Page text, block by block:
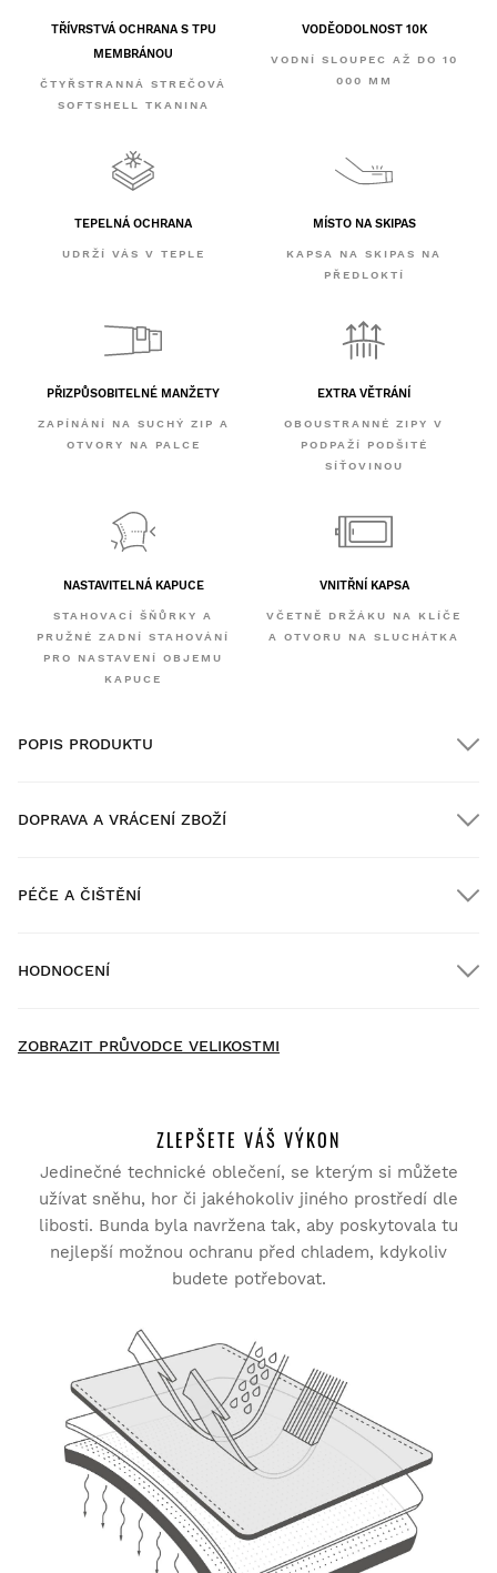
TŘÍVRSTVÁ OCHRANA S TPU
MEMBRÁNOU
ČTYŘSTRANNÁ STREČOVÁ
SOFTSHELL TKANINA
VODĚODOLNOST 10K
VODNÍ SLOUPEC AŽ DO 10
000 MM
TEPELNÁ OCHRANA
UDRŽÍ VÁS V TEPLE
MÍSTO NA SKIPAS
KAPSA NA SKIPAS NA
PŘEDLOKTÍ
PŘIZPŮSOBITELNÉ MANŽETY
ZAPÍNÁNÍ NA SUCHÝ ZIP A
OTVORY NA PALCE
EXTRA VĚTRÁNÍ
OBOUSTRANNÉ ZIPY V
PODPAŽÍ PODŠITÉ
SÍŤOVINOU
NASTAVITELNÁ KAPUCE
STAHOVACÍ ŠŇŮRKY A
PRUŽNÉ ZADNÍ STAHOVÁNÍ
PRO NASTAVENÍ OBJEMU
KAPUCE
VNITŘNÍ KAPSA
VČETNĚ DRŽÁKU NA KLÍČE
A OTVORU NA SLUCHÁTKA
POPIS PRODUKTU
DOPRAVA A VRÁCENÍ ZBOŽÍ
Doručení domů nad $300.00
Vyzkoušejte si naše produkty v pohodlí domova. Na vrácení
zboží máte 30 dní od doručení.
Z vašeho uživatelského účtu můžete jednoduše a rychle
vrátit produkty z vaší objednávky.
PÉČE A ČIŠTĚNÍ
HODNOCENÍ
Založeno na 90 hodnoceních
Seřadit
Vyhledat:
Ověřený zákazník
Snowboard Jacket Siroko W1 Kilimanjaro M
Nikdy si neobjednávejte z tohoto podvodného internetového
obchodu. Znemožňují téměř odeslání produktu zpět,
potřebujete potvrzení poštou. dávají vám adresu, která není
na mapě dopravce, nakonec říkají, že je to další adresa,
kam zboží bylo odesláno (není pravda,.. Mapy Google a
zasílatel potvrdili, že je to stejné) nereagují na e-maily a
poté nebudou k dispozici telefonicky. Tato značka, tato
společnost je podvod! Stoprocentně a vědí, jak to dokážou.
ZOBRAZIT PRŮVODCE VELIKOSTMI
ZLEPŠETE VÁŠ VÝKON
Jedinečné technické oblečení, se kterým si můžete
užívat sněhu, hor či jakéhokoliv jiného prostředí dle
libosti. Bunda byla navržena tak, aby poskytovala tu
nejlepší možnou ochranu před chladem, kdykoliv
budete potřebovat.